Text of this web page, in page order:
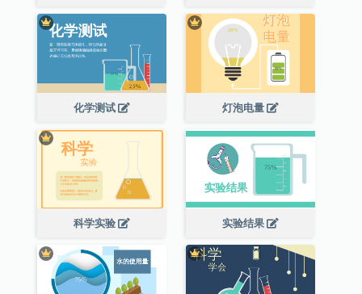
化学测试 灯泡电量
科学实验 实验结果